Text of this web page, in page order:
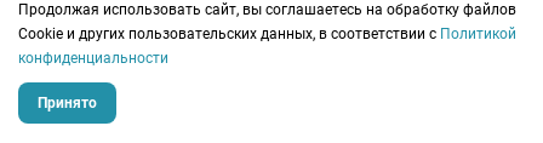
Продолжая использовать сайт, вы соглашаетесь на обработку файлов
Сookie и других пользовательских данных, в соответствии с Политикой
конфиденциальности
Принято